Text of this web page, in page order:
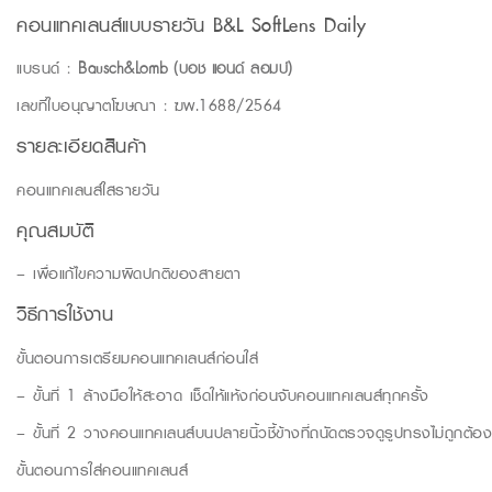
คอนแทคเลนส์แบบรายวัน B&L SoftLens Daily
แบรนด์ : Bausch&Lomb (บอช แอนด์ ลอมบ์)
เลขที่ใบอนุญาตโฆษณา : ฆพ.1688/2564
รายละเอียดสินค้า
คอนแทคเลนส์ใสรายวัน
คุณสมบัติ
– เพื่อแก้ไขความผิดปกติของสายตา
วิธีการใช้งาน
ขั้นตอนการเตรียมคอนแทคเลนส์ก่อนใส่
– ขั้นที่ 1 ล้างมือให้สะอาด เช็ดให้แห้งก่อนจับคอนแทคเลนส์ทุกครั้ง
– ขั้นที่ 2 วางคอนแทคเลนส์บนปลายนิ้วชี้ข้างที่ถนัดตรวจดูรูปทรงไม่ถูกต้อ
ขั้นตอนการใส่คอนแทคเลนส์